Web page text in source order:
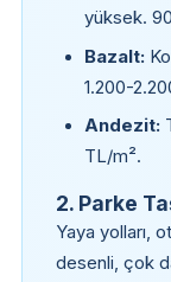
yüksek.
Bazalt:
1.200-
Andezit:
TL/m².
2. Parke
Yaya yolları,
desenli, çok